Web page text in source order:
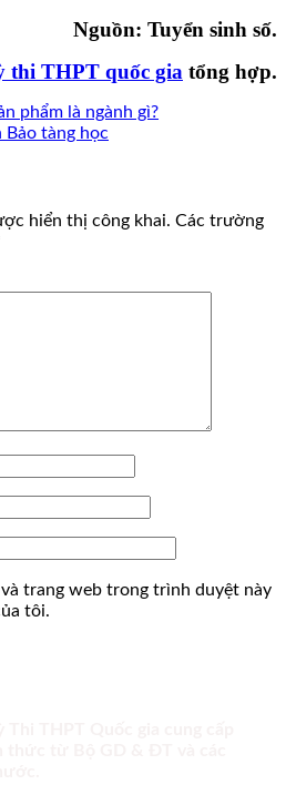
Nguồn: Tuyển sinh số.
thi THPT quốc gia tổng hợp.
phẩm là ngành gì?
tàng học
hiển thị công khai. Các trường
trang web trong trình duyệt này
tôi.